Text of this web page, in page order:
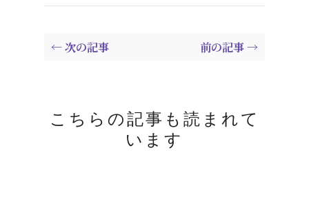
← 次の記事 前の記事 →
こちらの記事も読まれて
います